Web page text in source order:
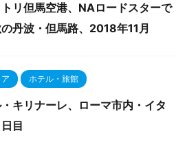
リ但馬空港、NAロードスターで
丹波・但馬路、2018年11月
ホテル・旅館
キリナーレ、ローマ市内・イタ
目